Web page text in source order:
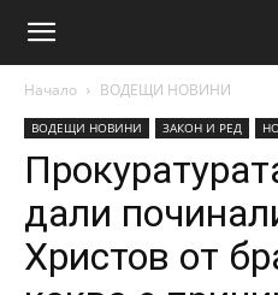
Начало ВОДЕЩИ НОВИНИ
ВОДЕЩИ НОВИНИ ЗАКОН И РЕД
дали
Христов от